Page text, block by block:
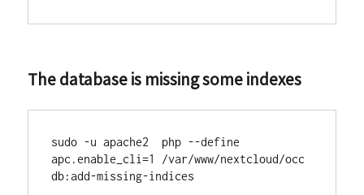
The database is missing some indexes
sudo -u apache2  php --define
apc.enable_cli=1 /var/www/nextcloud/occ
db:add-missing-indices